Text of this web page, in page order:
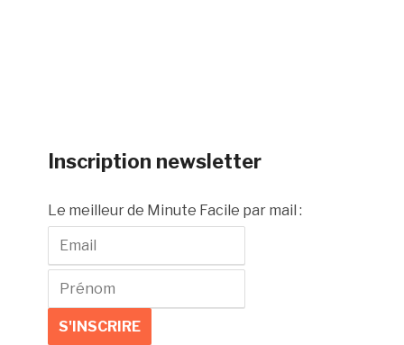
Inscription newsletter
Le meilleur de Minute Facile par mail :